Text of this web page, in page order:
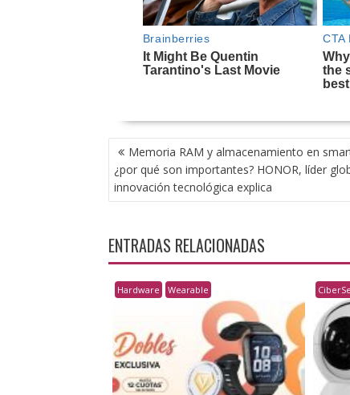
NAVEGACIÓN
DE
ENTRADAS
Memoria RAM y almacenamiento en
¿por qué son importantes? HONOR, líder
innovación tecnológica explica
ENTRADAS RELACIONADAS
Hardware Wearable